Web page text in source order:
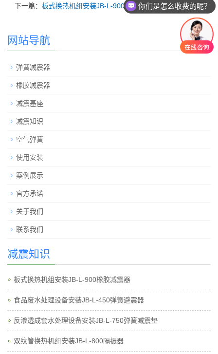
下一篇： 板式换热机组安装JB-L-900橡胶减震器
网站导航
弹簧减震器
橡胶减震器
减震基座
减震知识
空气弹簧
使用安装
案例展示
官方承诺
关于我们
联系我们
减震知识
板式换热机组安装JB-L-900橡胶减震器
食品废水处理设备安装JB-L-450弹簧避震器
反渗透成套水处理设备安装JB-L-750弹簧减震垫
双纹管换热机组安装JB-L-800隔振器
你们是怎么收费的呢？
现在有优惠活动么？